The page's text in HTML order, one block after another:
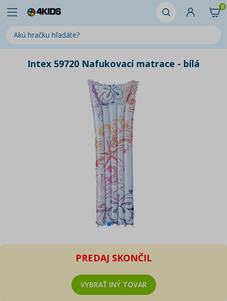
0
Intex 59720 Nafukovací matrace - bílá
PREDAJ SKONČIL
VYBRAŤ INÝ TOVAR